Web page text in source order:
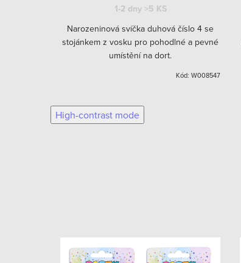
1-2 dny >5 KS
Narozeninová svíčka duhová číslo 4 se
stojánkem z vosku pro pohodlné a pevné
umístění na dort.
Kód: W008547
High-contrast mode